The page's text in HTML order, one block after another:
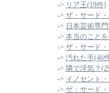
-> リア王(19件)
-> ザ・サード
-> 日本芸術専
-> 本当のこと
-> ザ・サード
-> 汚れた手(46
-> 隣で浮気？
-> イノセント
-> ザ・サード